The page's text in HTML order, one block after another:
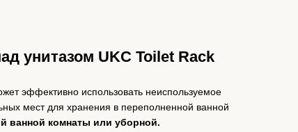
унитазом UKC Toilet Rack
эффективно использовать неиспользуемое
мест для хранения в переполненной ванной
ванной комнаты или уборной.